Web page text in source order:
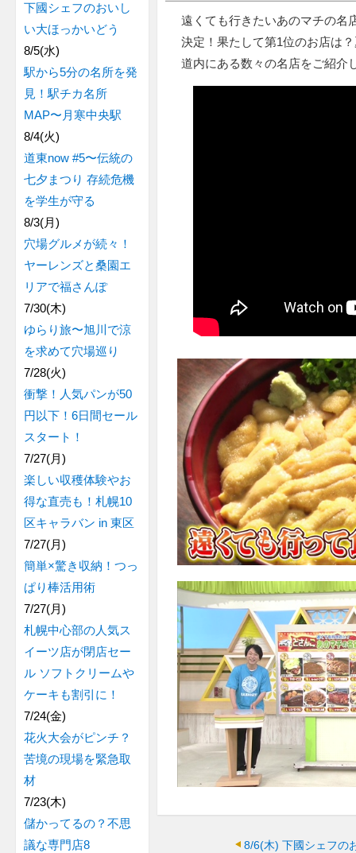
遠くても行きたいあのマチの名
決定！果たして第1位のお店は
道内にある数々の名店をご紹介
8/6(木) 下國シェフの
下國シェフのおいし
い大ほっかいどう
8/5(水)
駅から5分の名所を発
見！駅チカ名所
MAP〜月寒中央駅
8/4(火)
道東now #5〜伝統の
七夕まつり 存続危機
を学生が守る
8/3(月)
穴場グルメが続々！
ヤーレンズと桑園エ
リアで福さんぽ
7/30(木)
ゆらり旅〜旭川で涼
を求めて穴場巡り
7/28(火)
衝撃！人気パンが50
円以下！6日間セール
スタート！
7/27(月)
楽しい収穫体験やお
得な直売も！札幌10
区キャラバン in 東区
7/27(月)
簡単×驚き収納！つっ
ぱり棒活用術
7/27(月)
札幌中心部の人気ス
イーツ店が閉店セー
ル ソフトクリームや
ケーキも割引に！
7/24(金)
花火大会がピンチ？
苦境の現場を緊急取
材
7/23(木)
儲かってるの？不思
議な専門店8